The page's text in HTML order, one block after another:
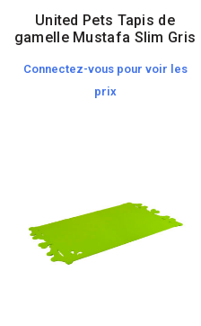
United Pets Tapis de
gamelle Mustafa Slim Gris
Connectez-vous pour voir les
prix